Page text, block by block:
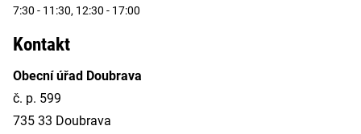
7:30 - 11:30, 12:30 - 17:00
Kontakt
Obecní úřad Doubrava
č. p. 599
735 33 Doubrava